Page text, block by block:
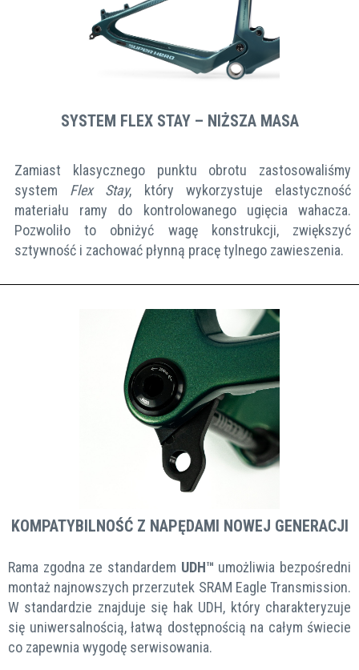
SYSTEM FLEX STAY – NIŻSZA MASA
Zamiast klasycznego punktu obrotu zastosowaliśmy
system Flex Stay, który wykorzystuje elastyczność
materiału ramy do kontrolowanego ugięcia wahacza.
Pozwoliło to obniżyć wagę konstrukcji, zwiększyć
sztywność i zachować płynną pracę tylnego zawieszenia.
KOMPATYBILNOŚĆ Z NAPĘDAMI NOWEJ GENERACJI
Rama zgodna ze standardem UDH™ umożliwia bezpośredni
montaż najnowszych przerzutek SRAM Eagle Transmission.
W standardzie znajduje się hak UDH, który charakteryzuje
się uniwersalnością, łatwą dostępnością na całym świecie
co zapewnia wygodę serwisowania.